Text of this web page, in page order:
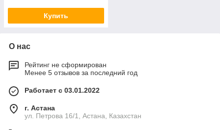
Купить
О нас
Рейтинг не сформирован
Менее 5 отзывов за последний год
Работает с 03.01.2022
г. Астана
ул. Петрова 16/1, Астана, Казахстан